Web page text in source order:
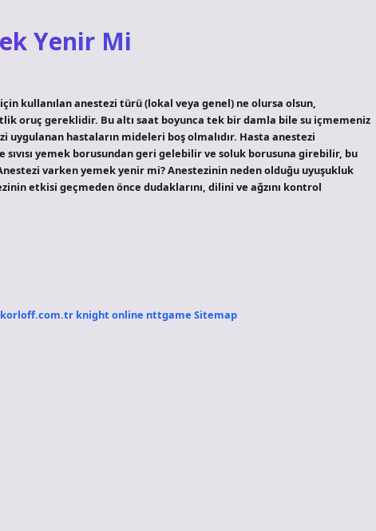
Yenir Mi
kullanılan anestezi türü (lokal veya genel) ne olursa olsun,
oruç gereklidir. Bu altı saat boyunca tek bir damla bile su içmemeniz
hastaların mideleri boş olmalıdır. Hasta anestezi
yemek borusundan geri gelebilir ve soluk borusuna girebilir, bu
varken yemek yenir mi? Anestezinin neden olduğu uyuşukluk
etkisi geçmeden önce dudaklarını, dilini ve ağzını kontrol
knight online nttgame Sitemap